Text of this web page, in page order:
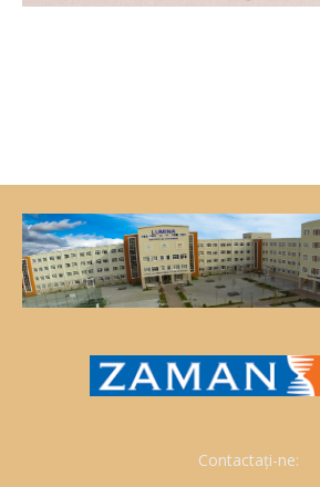
Contactați-ne: